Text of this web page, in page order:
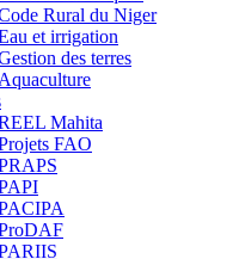
Rural du Niger
et irrigation
des terres
Aquaculture
Mahita
FAO